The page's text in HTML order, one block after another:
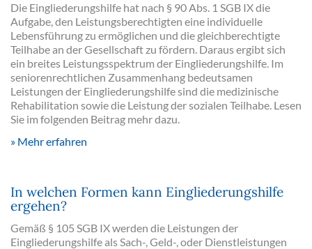
Die Eingliederungshilfe hat nach § 90 Abs. 1 SGB IX die
Aufgabe, den Leistungsberechtigten eine individuelle
Lebensführung zu ermöglichen und die gleichberechtigte
Teilhabe an der Gesellschaft zu fördern. Daraus ergibt sich
ein breites Leistungsspektrum der Eingliederungshilfe. Im
seniorenrechtlichen Zusammenhang bedeutsamen
Leistungen der Eingliederungshilfe sind die medizinische
Rehabilitation sowie die Leistung der sozialen Teilhabe. Lesen
Sie im folgenden Beitrag mehr dazu.
Mehr erfahren
In welchen Formen kann Eingliederungshilfe
ergehen?
Gemäß § 105 SGB IX werden die Leistungen der
Eingliederungshilfe als Sach-, Geld-, oder Dienstleistungen